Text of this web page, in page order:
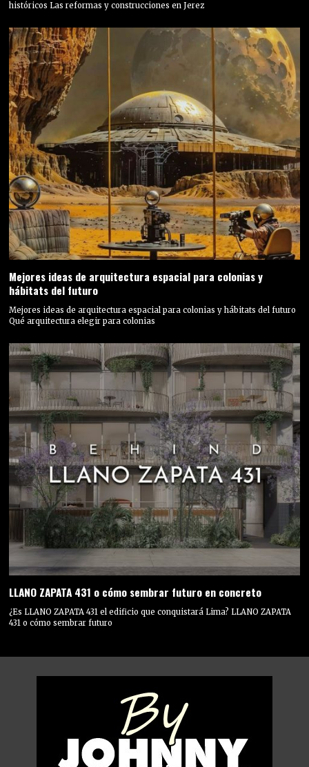
históricos Las reformas y construcciones en Jerez
Mejores ideas de arquitectura espacial para colonias y
hábitats del futuro
Mejores ideas de arquitectura espacial para colonias y hábitats del futuro
Qué arquitectura elegir para colonias
LLANO ZAPATA 431 o cómo sembrar futuro en concreto
¿Es LLANO ZAPATA 431 el edificio que conquistará Lima? LLANO ZAPATA
431 o cómo sembrar futuro